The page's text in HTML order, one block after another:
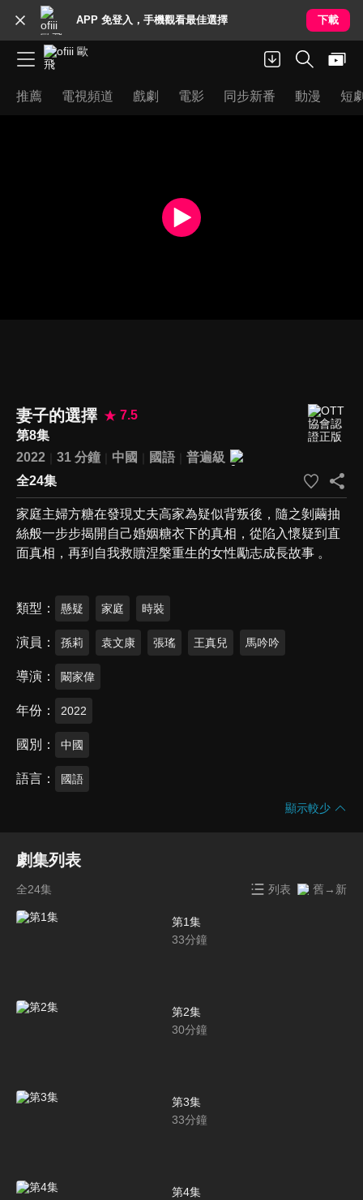
APP 免登入，手機觀看最佳選擇 下載
推薦 電視頻道 戲劇 電影 同步新番 動漫 短
妻子的選擇
7.5
第8集
2022
31 分鐘 中國 國語
普遍級
全24集
家庭主婦方糖在發現丈夫高家為疑似背叛後，隨之剝繭抽
絲般一步步揭開自己婚姻糖衣下的真相，從陷入懷疑到直
面真相，再到自我救贖涅槃重生的女性勵志成長故事 。
類型 懸疑 家庭 時裝
演員 孫莉 袁文康 張瑤 王真兒 馬吟吟
導演 闞家偉
年份 2022
國別 中國
語言 國語
顯示較少
劇集列表
全24集 列表 舊→新
第1集
33分鐘
第2集
30分鐘
第3集
33分鐘
第4集